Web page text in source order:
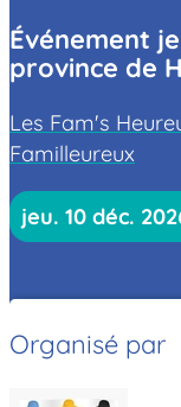
Événement
province de
Les Fam's
Familleureux
jeu. 10 déc.
Organisé par